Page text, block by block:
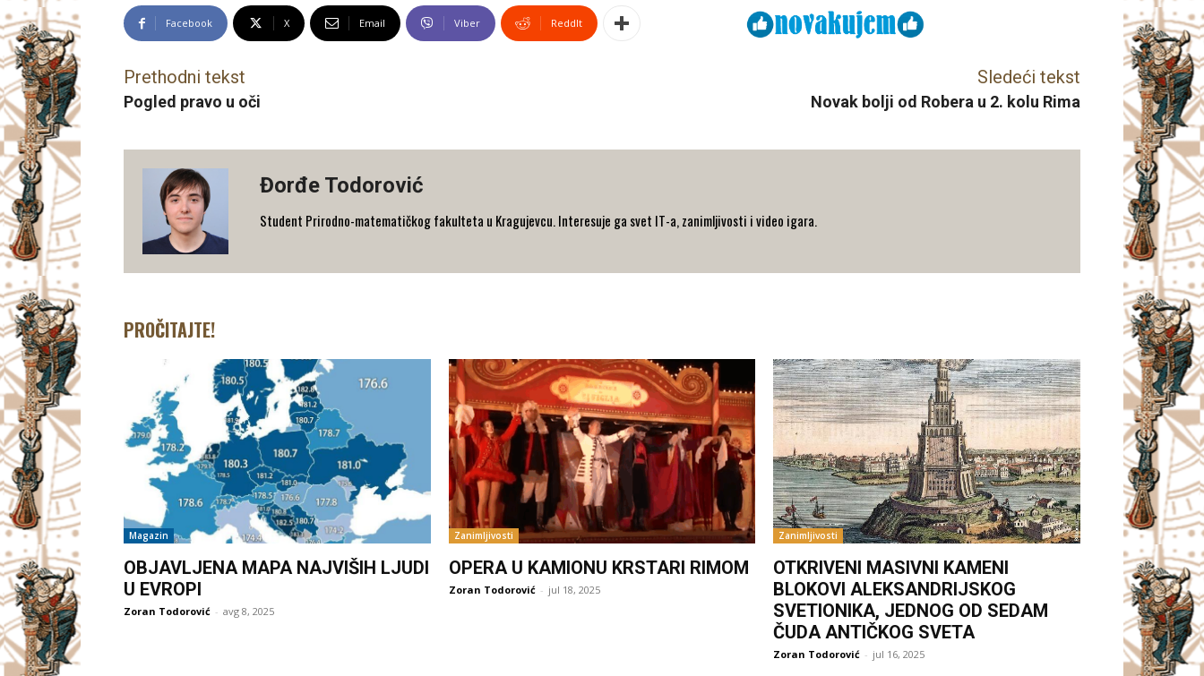
Facebook X Email Viber ReddIt
Prethodni tekst
Pogled pravo u oči
Sledeći tekst
Novak bolji od Robera u 2. kolu Rima
Đorđe Todorović
Student Prirodno-matematičkog fakulteta u Kragujevcu. Interesuje ga svet IT-a, zanimljivosti i video igara.
PROČITAJTE!
Magazin
OBJAVLJENA MAPA NAJVIŠIH LJUDI
U EVROPI
Zoran Todorović - avg 8, 2025
Zanimljivosti
OPERA U KAMIONU KRSTARI RIMOM
Zoran Todorović - jul 18, 2025
Zanimljivosti
OTKRIVENI MASIVNI KAMENI
BLOKOVI ALEKSANDRIJSKOG
SVETIONIKA, JEDNOG OD SEDAM
ČUDA ANTIČKOG SVETA
Zoran Todorović - jul 16, 2025